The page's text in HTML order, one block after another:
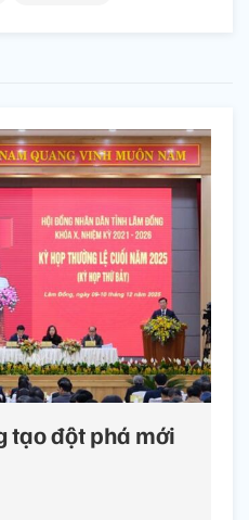
tạo đột phá mới